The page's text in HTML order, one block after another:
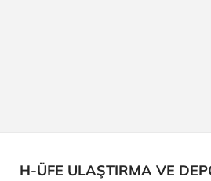
H-ÜFE ULAŞTIRMA VE